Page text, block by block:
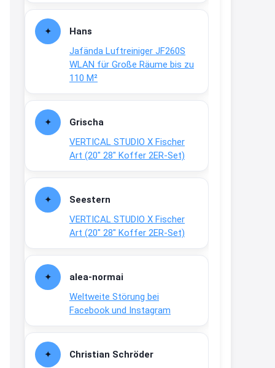
Hans
Jafända Luftreiniger JF260S
WLAN für Große Räume bis zu
110 M²
Grischa
VERTICAL STUDIO X Fischer
Art (20″ 28″ Koffer 2ER-Set)
Seestern
VERTICAL STUDIO X Fischer
Art (20″ 28″ Koffer 2ER-Set)
alea-normai
Weltweite Störung bei
Facebook und Instagram
Christian Schröder
Fielmann-Blinkis mehr / wurde
www.fielmann-
group.com/blinkis...
13:44
dich zu sehen, alles gut?
15:01
An 01.08. / Sensodyne Rabatt 3€
/ max. 15.000www.erlebe-
↩
www.meineapotheke.de/